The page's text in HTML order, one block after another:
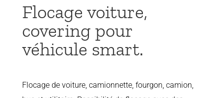
Flocage voiture,
covering pour
véhicule smart.
Flocage de voiture, camionnette, fourgon, camion,